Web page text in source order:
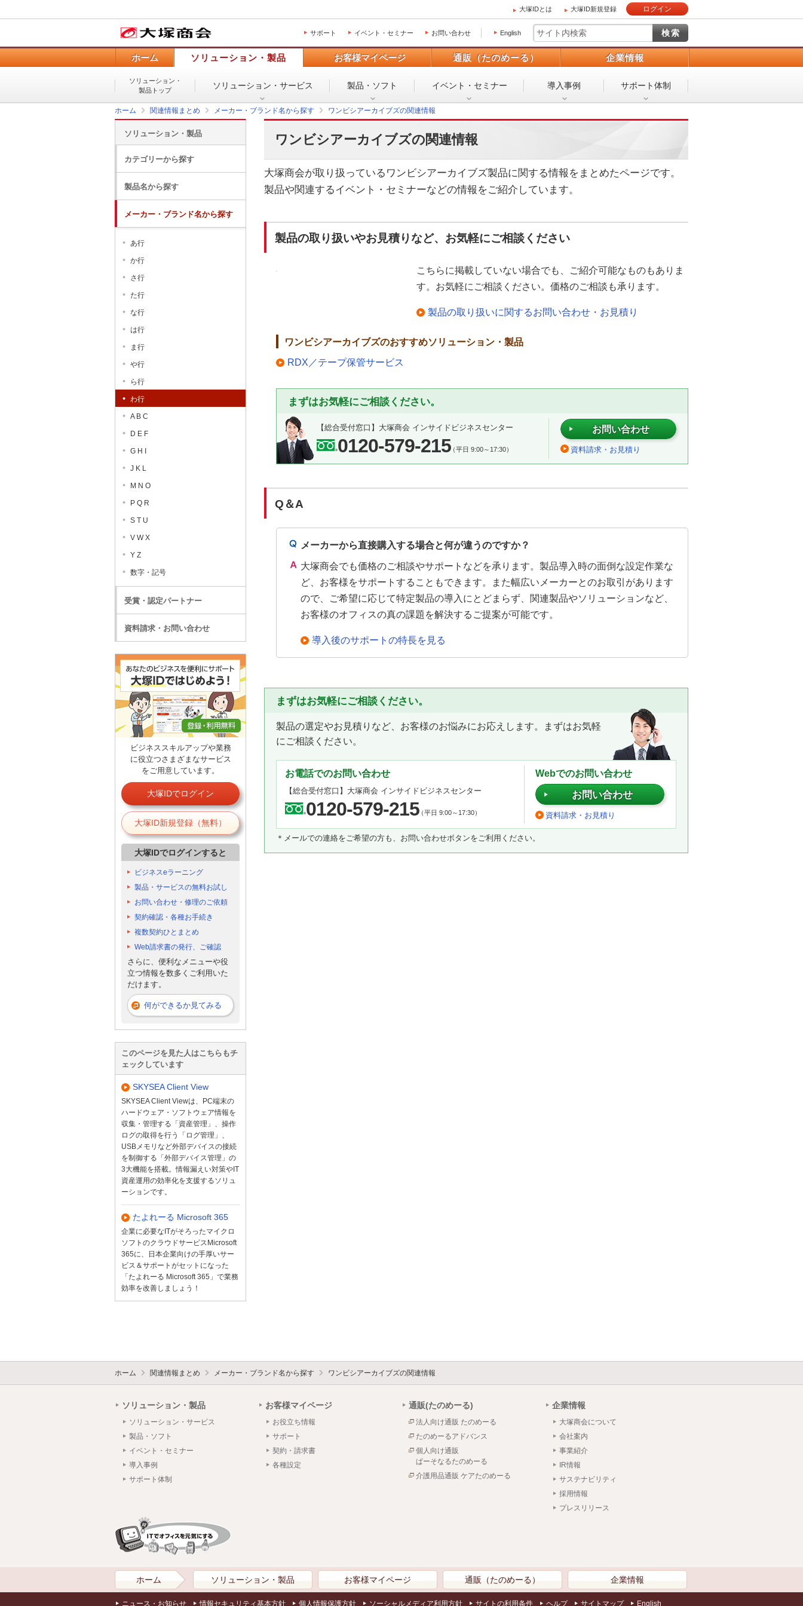
大塚IDとは 大塚ID新規登録 ログイン
サポート イベント・セミナー お問い合わせ English
ホーム ソリューション・製品 お客様マイページ 通販（たのめーる） 企業情報
ソリューション・
製品トップ
ソリューション・ サービス 製品・ソフト イベント・ セミナー 導入事例 サポート体制
ホーム 関連情報まとめ メーカー・ブランド名から探す ワンビシアーカイブズの関連情報
ワンビシアーカイブズの関連情報
大塚商会が取り扱っているワンビシアーカイブズ製品に関する情報をまとめたページです。
製品や関連するイベント・セミナーなどの情報をご紹介しています。
製品の取り扱いやお見積りなど、お気軽にご相談ください
こちらに掲載していない場合でも、ご紹介可能なものもありま
す。お気軽にご相談ください。価格のご相談も承ります。
製品の取り扱いに関するお問い合わせ・お見積り
ワンビシアーカイブズのおすすめソリューション・製品
RDX／テープ保管サービス
まずはお気軽にご相談ください。
【総合受付窓口】 大塚商会 インサイドビジネスセンター
0120-579-215（平日 9:00～17:30）
お問い合わせ
資料請求・お見積り
Q＆A
メーカーから直接購入する場合と何が違うのですか？
大塚商会でも価格のご相談やサポートなどを承ります。製品導入時の面倒な設定作業な
ど、お客様をサポートすることもできます。また幅広いメーカーとのお取引があります
ので、ご希望に応じて特定製品の導入にとどまらず、関連製品やソリューションなど、
お客様のオフィスの真の課題を解決するご提案が可能です。
導入後のサポートの特長を見る
まずはお気軽にご相談ください。
製品の選定やお見積りなど、お客様のお悩みにお応えします。まずはお気軽
にご相談ください。
お電話でのお問い合わせ
【総合受付窓口】 大塚商会 インサイドビジネスセンター
0120-579-215（平日 9:00～17:30）
Webでのお問い合わせ
お問い合わせ
資料請求・お見積り
＊メールでの連絡をご希望の方も、お問い合わせボタンをご利用ください。
ソリューション・製品
カテゴリーから探す
製品名から探す
メーカー・ブランド名から探す
あ行
か行
さ行
た行
な行
は行
ま行
や行
ら行
わ行
A B C
D E F
G H I
J K L
M N O
P Q R
S T U
V W X
Y Z
数字・記号
受賞・認定パートナー
資料請求・お問い合わせ
ビジネススキルアップや業務
に役立つさまざまなサービス
をご用意しています。
大塚IDでログイン
大塚ID新規登録（無料）
大塚IDでログインすると
ビジネスeラーニング
製品・サービスの無料お試し
お問い合わせ・修理のご依頼
契約確認・各種お手続き
複数契約ひとまとめ
Web請求書の発行、ご確認
さらに、便利なメニューや役
立つ情報を数多くご利用いた
だけます。
何ができるか見てみる
このページを見た人はこちらもチ
ェックしています
SKYSEA Client View
SKYSEA Client Viewは、PC端末の
ハードウェア・ソフトウェア情報を
収集・管理する「資産管理」、操作
ログの取得を行う「ログ管理」、
USBメモリなど外部デバイスの接続
を制御する「外部デバイス管理」の
3大機能を搭載。情報漏えい対策やIT
資産運用の効率化を支援するソリュ
ーションです。
たよれーる Microsoft 365
企業に必要なITがそろったマイクロ
ソフトのクラウドサービスMicrosoft
365に、日本企業向けの手厚いサー
ビス＆サポートがセットになった
「たよれーる Microsoft 365」で業務
効率を改善しましょう！
ホーム 関連情報まとめ メーカー・ブランド名から探す ワンビシアーカイブズの関連情報
ソリューション・製品
ソリューション・サービス
製品・ソフト
イベント・セミナー
導入事例
サポート体制
お客様マイページ
お役立ち情報
サポート
契約・請求書
各種設定
通販(たのめーる)
法人向け通販 たのめーる
たのめーるアドバンス
個人向け通販
ぱーそなるたのめーる
介護用品通販 ケアたのめーる
企業情報
大塚商会について
会社案内
事業紹介
IR情報
サステナビリティ
採用情報
プレスリリース
ホーム ソリューション・製品 お客様マイページ 通販（たのめーる） 企業情報
ニュース・お知らせ 情報セキュリティ基本方針 個人情報保護方針 ソーシャルメディア利用方針 サイトの利用条件 ヘルプ サイトマップ English